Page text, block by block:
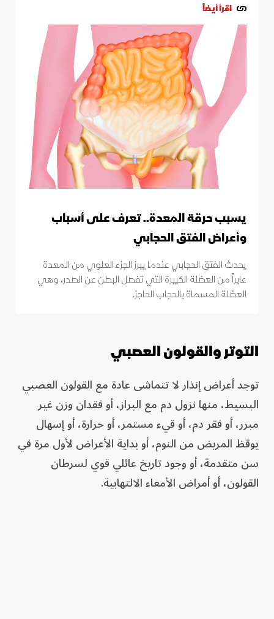
اقرأ أيضاً
يسبب حرقة المعدة.. تعرف على أسباب
وأعراض الفتق الحجابي
يحدث الفتق الحجابي عندما يبرز الجزء العلوي من المعدة
عابراً من العضلة الكبيرة التي تفصل البطن عن الصدر، وهي
العضلة المسماة بالحجاب الحاجز.
التوتر والقولون العصبي
توجد أعراض إنذار لا تتماشى عادة مع القولون العصبي
البسيط، منها نزول دم مع البراز، أو فقدان وزن غير
مبرر، أو فقر دم، أو قيء مستمر، أو حرارة، أو إسهال
يوقظ المريض من النوم، أو بداية الأعراض لأول مرة في
سن متقدمة، أو وجود تاريخ عائلي قوي لسرطان
القولون، أو أمراض الأمعاء الالتهابية.